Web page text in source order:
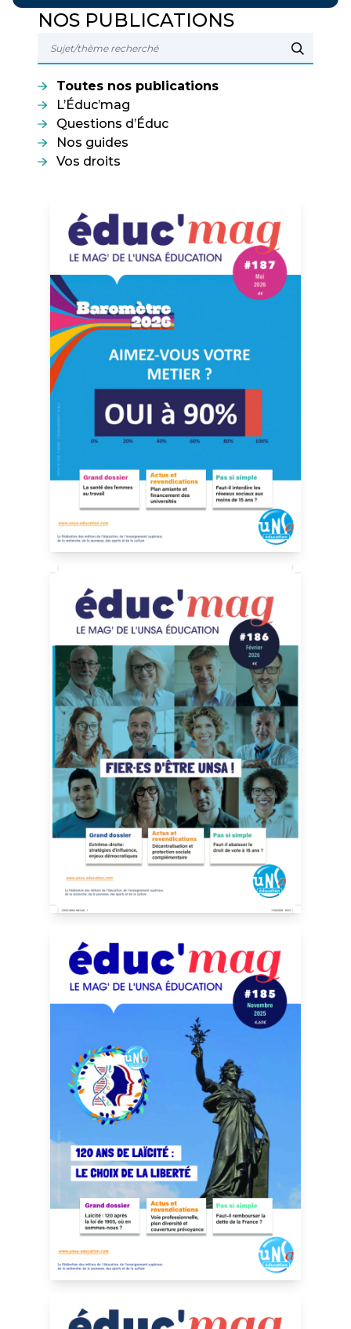
NOS PUBLICATIONS
Toutes nos publications
L’Éduc’mag
Questions d’Éduc
Nos guides
Vos droits